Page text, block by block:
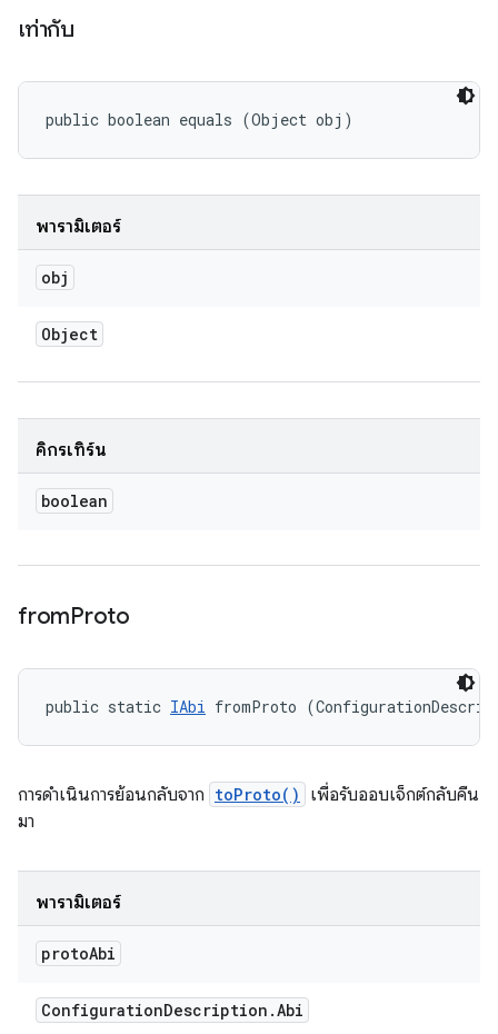
เท่ากับ
public boolean equals (Object obj)
พารามิเตอร์
obj
Object
คิกรีเทิร์น
boolean
fromProto
public static IAbi fromProto
การดำเนินการย้อนกลับจาก toProto()
เพื่อรับออบเจ็กต์กลับคืน
มา
พารามิเตอร์
protoAbi
ConfigurationDescription .Abi